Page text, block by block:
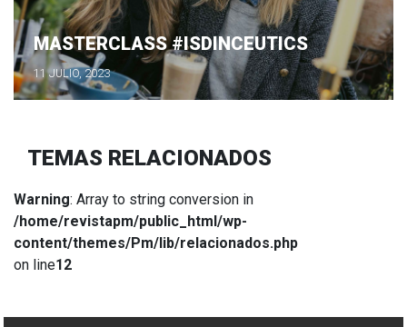
MASTERCLASS #ISDINCEUTICS
11 JULIO, 2023
TEMAS RELACIONADOS
Warning: Array to string conversion in
/home/revistapm/public_html/wp-
content/themes/Pm/lib/relacionados.php
on line12